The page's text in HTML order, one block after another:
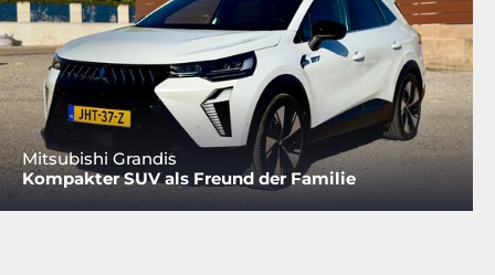
Mitsubishi Grandis
Kompakter SUV als Freund der Familie